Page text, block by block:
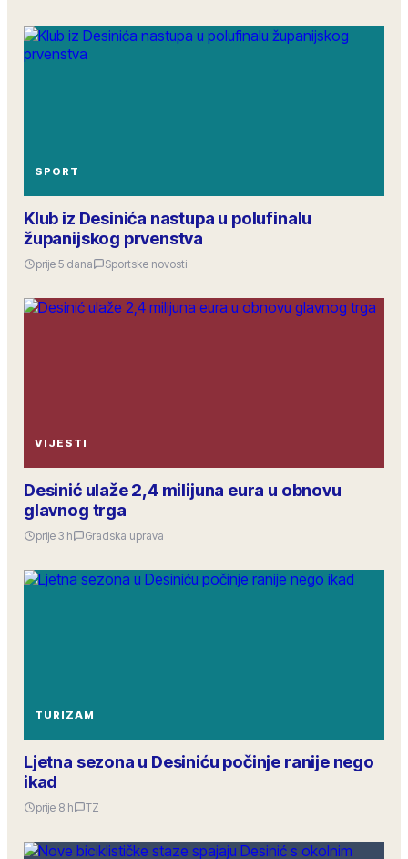
SPORT
Klub iz Desinića nastupa u polufinalu
županijskog prvenstva
prije 5 dana Sportske novosti
VIJESTI
Desinić ulaže 2,4 milijuna eura u obnovu
glavnog trga
prije 3 h Gradska uprava
TURIZAM
Ljetna sezona u Desiniću počinje ranije nego
ikad
prije 8 h TZ